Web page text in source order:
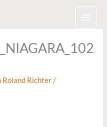
Roland Richter/